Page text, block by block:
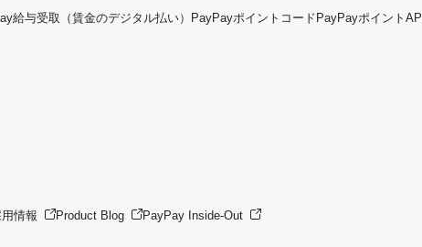
給与受取（賃金のデジタル払い） PayPayポイントコード PayPayポイントAPI
情報 Product Blog PayPay Inside-Out